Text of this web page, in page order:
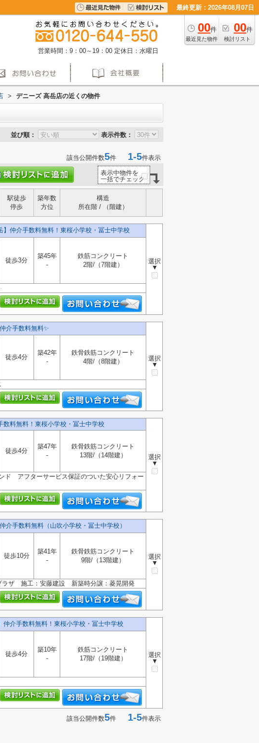
最終更新：2026年08月07日
00件
最近見た物件
00件
検討リスト
営業時間：9：00～19：00 定休日：水曜日
> デニーズ 高岳店の近くの物件
並び順： 表示件数：
該当公開件数5件 1-5件表示
表示中物件を
一括でチェック
駅徒歩
停歩
築年数
方位
構造
所在階 / （階建）
】仲介手数料無料！東桜小学校・冨士中学校
選択
▼
徒歩3分
築45年
-
鉄筋コンクリート
2階/（7階建）
介手数料無料✨️
選択
▼
徒歩4分
築42年
-
鉄骨鉄筋コンクリート
4階/（8階建）
数料無料！東桜小学校・冨士中学校
選択
▼
徒歩4分
築47年
-
鉄骨鉄筋コンクリート
13階/（14階建）
ド アフターサービス保証のついた安心リフォー
介手数料無料（山吹小学校・冨士中学校）
選択
▼
徒歩10分
築41年
-
鉄骨鉄筋コンクリート
9階/（13階建）
ラザ 施工：安藤建設 新築時分譲：菱晃開発
仲介手数料無料！東桜小学校・冨士中学校
選択
▼
徒歩4分
築10年
-
鉄筋コンクリート
17階/（19階建）
該当公開件数5件 1-5件表示